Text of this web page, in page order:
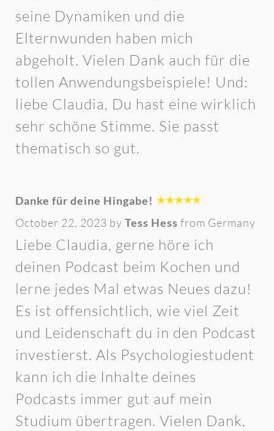
seine Dynamiken und die
Elternwunden haben mich
abgeholt. Vielen Dank auch für die
tollen Anwendungsbeispiele! Und:
liebe Claudia, Du hast eine wirklich
sehr schöne Stimme. Sie passt
thematisch so gut.
Danke für deine Hingabe!
October 22, 2023 by Tess Hess from Germany
Liebe Claudia, gerne höre ich
deinen Podcast beim Kochen und
lerne jedes Mal etwas Neues dazu!
Es ist offensichtlich, wie viel Zeit
und Leidenschaft du in den Podcast
investierst. Als Psychologiestudent
kann ich die Inhalte deines
Podcasts immer gut auf mein
Studium übertragen. Vielen Dank,